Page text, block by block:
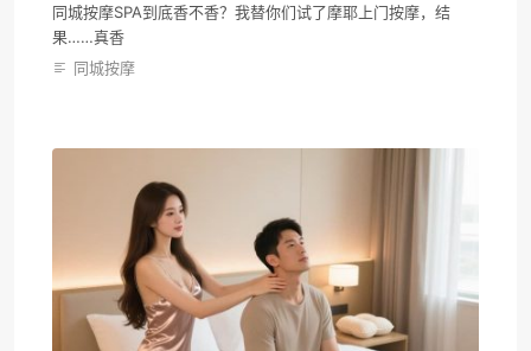
同城按摩SPA到底香不香？我替你们试了摩耶上门按摩，结
果……真香
同城按摩